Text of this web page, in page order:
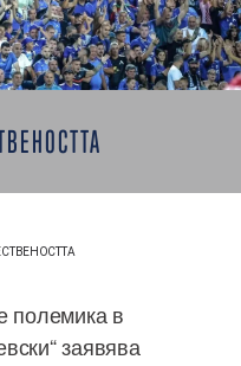
полемика в
заявява